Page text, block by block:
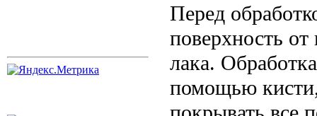
Перед
поверхность
лака.
помощью